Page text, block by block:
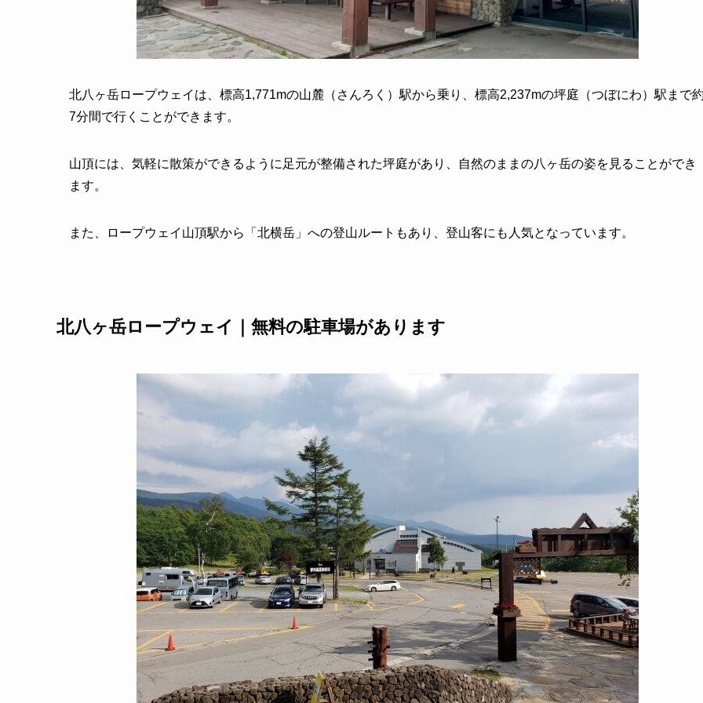
北八ヶ岳ロープウェイは、標高1,771mの山麓（さんろく）駅から乗り、標高2,237mの坪庭（つぼにわ）駅まで
7分間で行くことができます。
山頂には、気軽に散策ができるように足元が整備された坪庭があり、自然のままの八ヶ岳の姿を見ることができ
ます。
また、ロープウェイ山頂駅から「北横岳」への登山ルートもあり、登山客にも人気となっています。
北八ヶ岳ロープウェイ｜無料の駐車場があります